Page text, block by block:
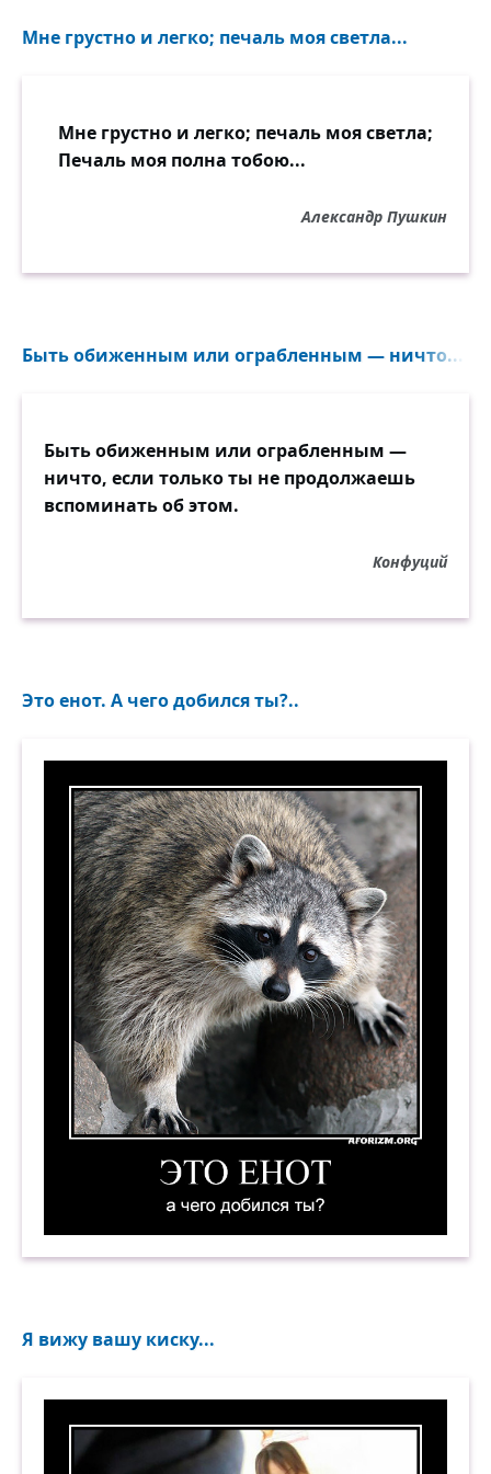
Мне грустно и легко; печаль моя светла...
Мне грустно и легко; печаль моя светла;
Печаль моя полна тобою...
Александр Пушкин
Быть обиженным или ограбленным — ничто...
Быть обиженным или ограбленным —
ничто, если только ты не продолжаешь
вспоминать об этом.
Конфуций
Это енот. А чего добился ты?..
Я вижу вашу киску...